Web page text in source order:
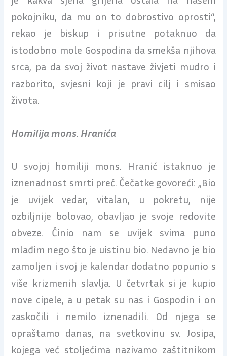
pokojniku, da mu on to dobrostivo oprosti“,
rekao je biskup i prisutne potaknuo da
istodobno mole Gospodina da smekša njihova
srca, pa da svoj život nastave živjeti mudro i
razborito, svjesni koji je pravi cilj i smisao
života.
Homilija mons. Hranića
U svojoj homiliji mons. Hranić istaknuo je
iznenadnost smrti preč. Čečatke govoreći: „Bio
je uvijek vedar, vitalan, u pokretu, nije
ozbiljnije bolovao, obavljao je svoje redovite
obveze. Činio nam se uvijek svima puno
mlađim nego što je uistinu bio. Nedavno je bio
zamoljen i svoj je kalendar dodatno popunio s
više krizmenih slavlja. U četvrtak si je kupio
nove cipele, a u petak su nas i Gospodin i on
zaskočili i nemilo iznenadili. Od njega se
opraštamo danas, na svetkovinu sv. Josipa,
kojega već stoljećima nazivamo zaštitnikom